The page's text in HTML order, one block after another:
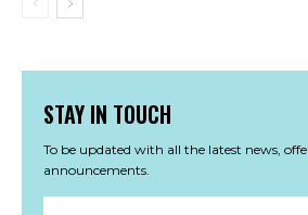
STAY IN TOUCH
To be updated with all the latest news,
announcements.